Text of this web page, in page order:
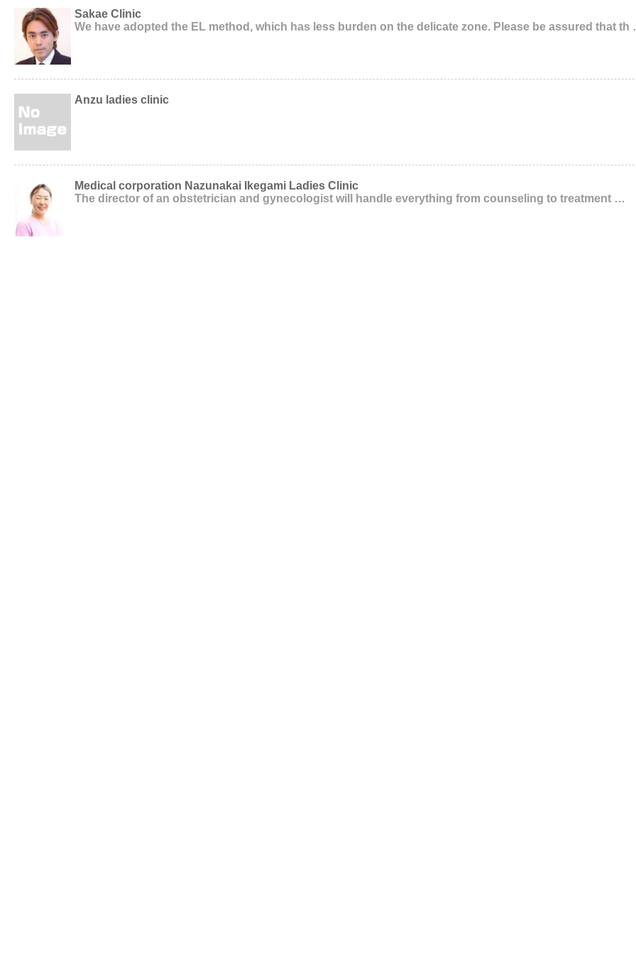
Sakae Clinic
We have adopted the EL method, which has less burden on the delicate zone. Please be assured that th
Anzu ladies clinic
Medical corporation Nazunakai Ikegami Ladies Clinic
The director of an obstetrician and gynecologist will handle everything from counseling to treatment …